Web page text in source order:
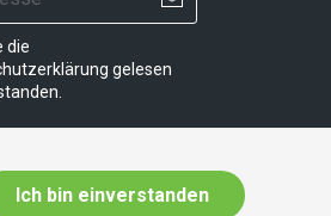
die
gelesen
Ich bin einverstanden